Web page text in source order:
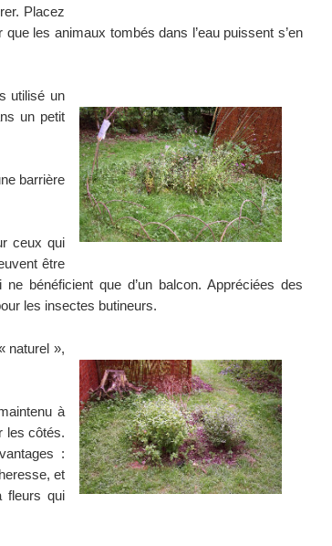
Placez
les animaux tombés dans l’eau puissent s’en
utilisé un
un petit
barrière
ceux qui
être
bénéficient que d’un balcon. Appréciées des
les insectes butineurs.
naturel »,
à
les côtés.
:
et
fleurs qui